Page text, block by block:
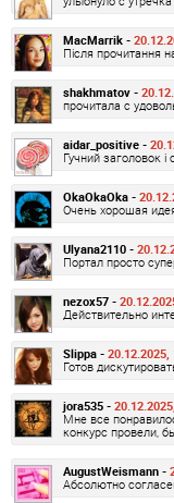
MacMarrik -
Після прочитання
shakhmatov -
прочитала с
aidar_positive -
Гучний заголовок
OkaOkaOka -
Очень хорошая
Ulyana2110 -
Портал просто
nezox57 -
Действительно
Slippa - 20.12.2025,
Готов
jora535 -
Мне все
конкурс провели,
AugustWeismann -
Абсолютно